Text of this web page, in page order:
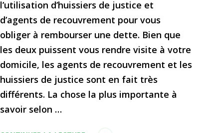
l’utilisation d’huissiers de justice et
d’agents de recouvrement pour vous
obliger à rembourser une dette. Bien que
les deux puissent vous rendre visite à votre
domicile, les agents de recouvrement et les
huissiers de justice sont en fait très
différents. La chose la plus importante à
savoir selon …